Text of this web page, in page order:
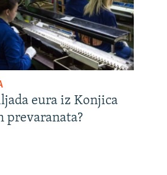
eura iz Konjica
prevaranata?